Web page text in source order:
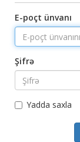
E-poçt ünvanı
Şifrə
Yadda saxla